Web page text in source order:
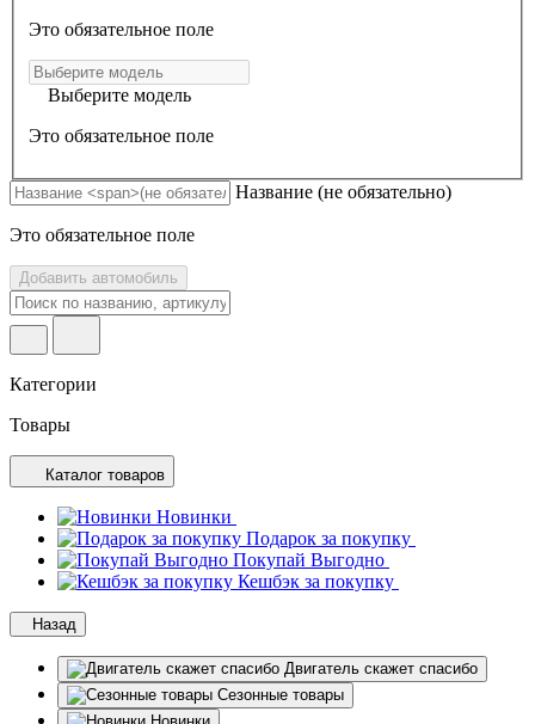
Это обязательное поле
Выберите модель
Это обязательное поле
Название (не обязательно)
Это обязательное поле
Добавить автомобиль
Категории
Товары
Каталог товаров
Новинки
Подарок за покупку
Покупай Выгодно
Кешбэк за покупку
Назад
Двигатель скажет спасибо
Сезонные товары